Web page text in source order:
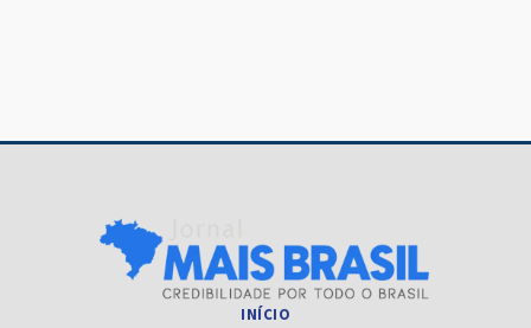
INÍCIO